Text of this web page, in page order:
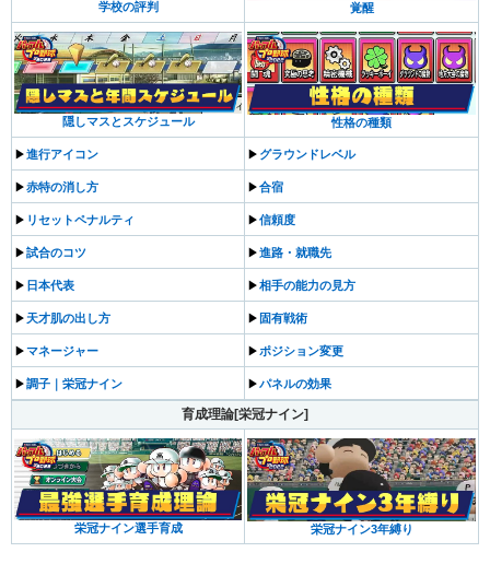
学校の評判 覚醒
隠しマスとスケジュール 性格の種類
▶︎進行アイコン ▶︎ グラウンドレベル
▶︎赤特の消し方 ▶︎合宿
▶︎ リセットペナルティ ▶︎信頼度
▶︎試合のコツ ▶︎進路・就職先
▶︎ 日本代表 ▶︎相手の能力の見方
▶︎ 天才肌の出し方 ▶︎ 固有戦術
▶︎マネージャー ▶︎ポジション変更
▶︎調子｜栄冠ナイン ▶︎パネルの効果
育成理論[栄冠ナイン]
栄冠ナイン選手育成 栄冠ナイン3年縛り